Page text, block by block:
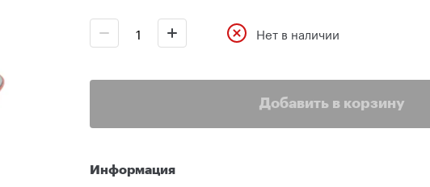
Нет в наличии
Добавить в корзину
Информация